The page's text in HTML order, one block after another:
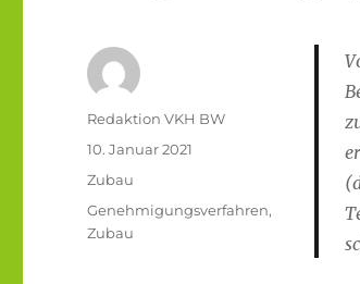
Autor
Redaktion VKH BW
Veröffentlicht
am
10. Januar 2021
Kategorien
Zubau
Schlagwörter
Genehmigungsverfahren,
Zubau